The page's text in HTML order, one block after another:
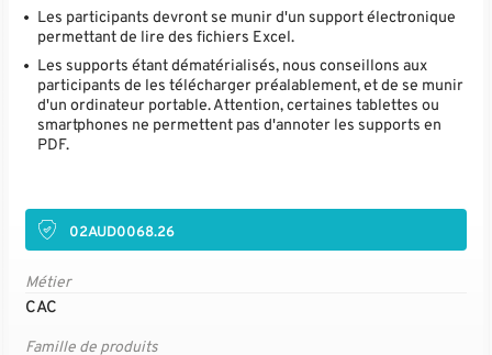
Les participants devront se munir d'un support électronique
permettant de lire des fichiers Excel.
Les supports étant dématérialisés, nous conseillons aux
participants de les télécharger préalablement, et de se munir
d'un ordinateur portable. Attention, certaines tablettes ou
smartphones ne permettent pas d'annoter les supports en
PDF.
02AUD0068.26
Métier
CAC
Famille de produits